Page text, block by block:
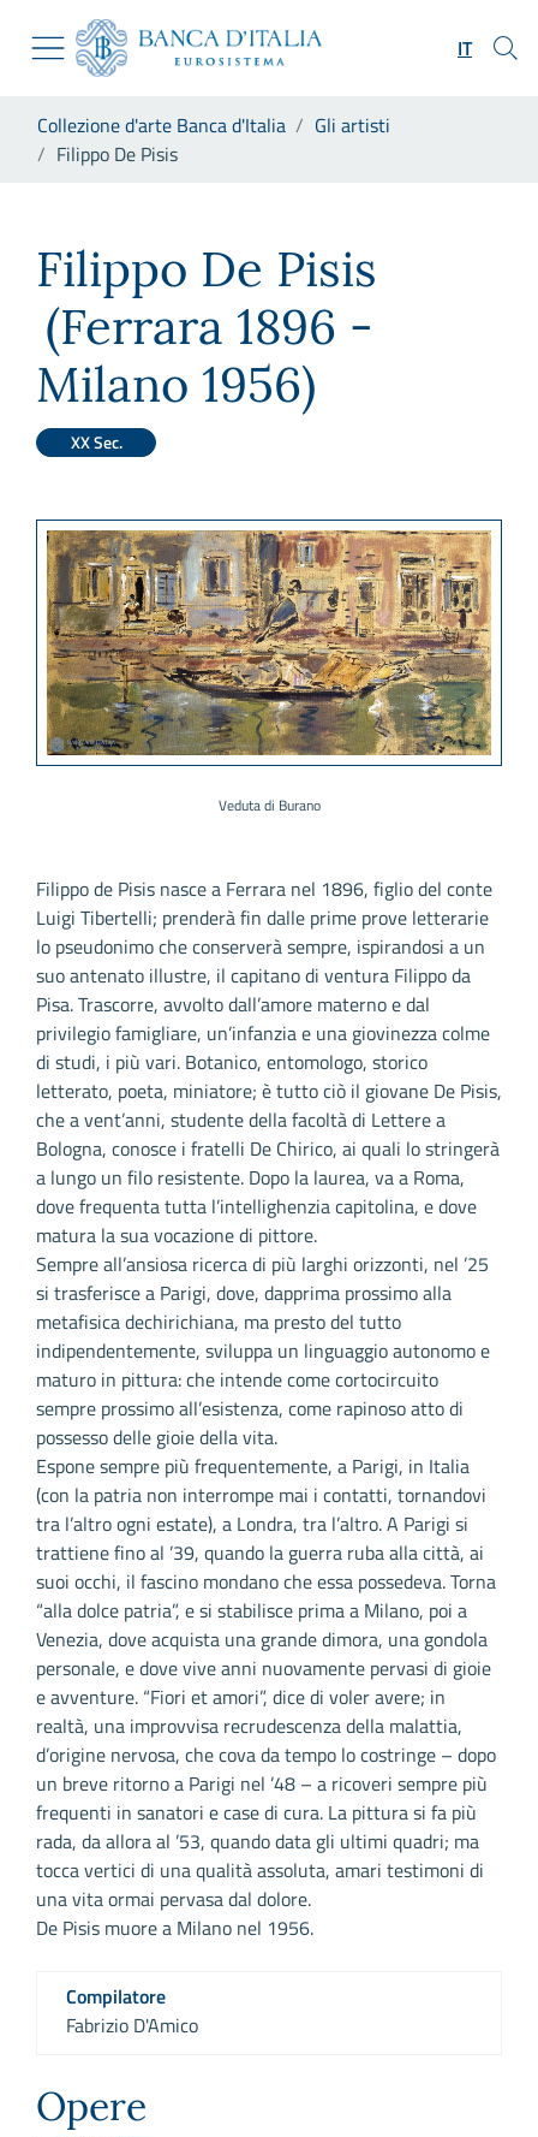
Skip to Main Content
Vai al sito istituzionale
Vai al menu di navigazione
Vai alla ricerca
Vai al footer
IT
Collezione d'arte Banca d'Italia
Gli artisti
Filippo De Pisis
Filippo De Pisis
(Ferrara 1896 -
Milano 1956)
XX Sec.
Veduta di Burano
Filippo de Pisis nasce a Ferrara nel 1896, figlio del conte
Luigi Tibertelli; prenderà fin dalle prime prove letterarie
lo pseudonimo che conserverà sempre, ispirandosi a un
suo antenato illustre, il capitano di ventura Filippo da
Pisa. Trascorre, avvolto dall’amore materno e dal
privilegio famigliare, un’infanzia e una giovinezza colme
di studi, i più vari. Botanico, entomologo, storico
letterato, poeta, miniatore; è tutto ciò il giovane De Pisis,
che a vent’anni, studente della facoltà di Lettere a
Bologna, conosce i fratelli De Chirico, ai quali lo stringerà
a lungo un filo resistente. Dopo la laurea, va a Roma,
dove frequenta tutta l’intellighenzia capitolina, e dove
matura la sua vocazione di pittore.
Sempre all’ansiosa ricerca di più larghi orizzonti, nel ’25
si trasferisce a Parigi, dove, dapprima prossimo alla
metafisica dechirichiana, ma presto del tutto
indipendentemente, sviluppa un linguaggio autonomo e
maturo in pittura: che intende come cortocircuito
sempre prossimo all’esistenza, come rapinoso atto di
possesso delle gioie della vita.
Espone sempre più frequentemente, a Parigi, in Italia
(con la patria non interrompe mai i contatti, tornandovi
tra l’altro ogni estate), a Londra, tra l’altro. A Parigi si
trattiene fino al ’39, quando la guerra ruba alla città, ai
suoi occhi, il fascino mondano che essa possedeva. Torna
“alla dolce patria”, e si stabilisce prima a Milano, poi a
Venezia, dove acquista una grande dimora, una gondola
personale, e dove vive anni nuovamente pervasi di gioie
e avventure. “Fiori et amori”, dice di voler avere; in
realtà, una improvvisa recrudescenza della malattia,
d’origine nervosa, che cova da tempo lo costringe – dopo
un breve ritorno a Parigi nel ’48 – a ricoveri sempre più
frequenti in sanatori e case di cura. La pittura si fa più
rada, da allora al ’53, quando data gli ultimi quadri; ma
tocca vertici di una qualità assoluta, amari testimoni di
una vita ormai pervasa dal dolore.
De Pisis muore a Milano nel 1956.
Compilatore
Fabrizio D'Amico
Opere